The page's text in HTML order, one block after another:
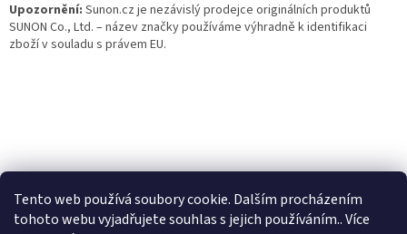
Tento web používá soubory cookie. Dalším procházením
tohoto webu vyjadřujete souhlas s jejich používáním.. Více
Upozornění: Sunon.cz je nezávislý prodejce originálních produktů
SUNON Co., Ltd. – název značky používáme výhradně k identifikaci
zboží v souladu s právem EU.